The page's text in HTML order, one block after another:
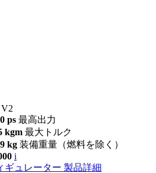
V2
ps 最高出力
kgm 最大トルク
kg 装備重量（燃料を除く）
i
ギュレーター 製品詳細